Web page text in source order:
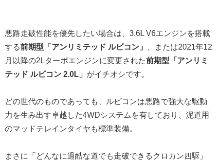
悪路走破性能を優先したい場合は、3.6L V6エンジンを搭載
する前期型「アンリミテッド ルビコン」
、または2021年12
月以降の2Lターボエンジンに変更された前期型「アンリミ
テッド ルビコン 2.0L」 がイチオシです。
どの世代のものであっても、ルビコンは悪路で強大な駆動
力を生み出す卓越した4WDシステムを有しており、泥道用
のマッドテレインタイヤも標準装備。
まさに「どんなに過酷な道でも走破できるクロカン四駆」